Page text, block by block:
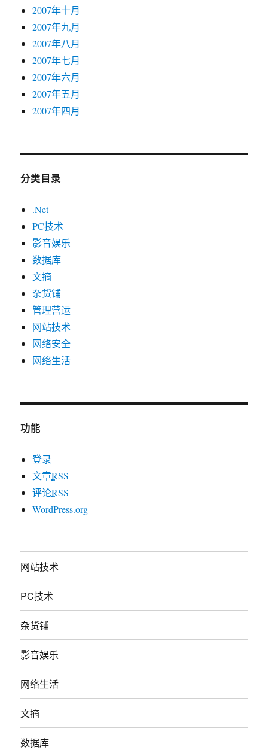
2007年十月
2007年九月
2007年八月
2007年七月
2007年六月
2007年五月
2007年四月
分类目录
.Net
PC技术
影音娱乐
数据库
文摘
杂货铺
管理营运
网站技术
网络安全
网络生活
功能
登录
文章RSS
评论RSS
WordPress.org
网站技术
PC技术
杂货铺
影音娱乐
网络生活
文摘
数据库